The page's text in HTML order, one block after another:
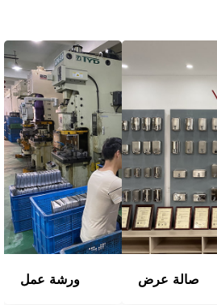
ورشة عمل صالة عرض